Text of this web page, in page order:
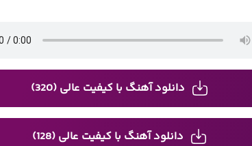
دانلود آهنگ با کیفیت عالی (320)
دانلود آهنگ با کیفیت عالی (128)